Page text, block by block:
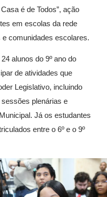
é de Todos”, ação
em escolas da rede
comunidades escolares.
alunos do 9º ano do
de atividades que
Legislativo, incluindo
plenárias e
Já os estudantes
entre o 6º e o 9º